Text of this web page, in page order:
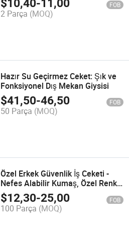
$10,40-11,00 FOB
2 Parça (MOQ)
Hazır Su Geçirmez Ceket: Şık ve
Fonksiyonel Dış Mekan Giysisi
$41,50-46,50 FOB
50 Parça (MOQ)
Özel Erkek Güvenlik İş Ceketi -
Nefes Alabilir Kumaş, Özel Renk
ve Logo Mevcuttur
$12,30-25,00 FOB
100 Parça (MOQ)